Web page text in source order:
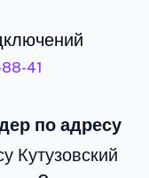
41
по адресу
Кутузовский